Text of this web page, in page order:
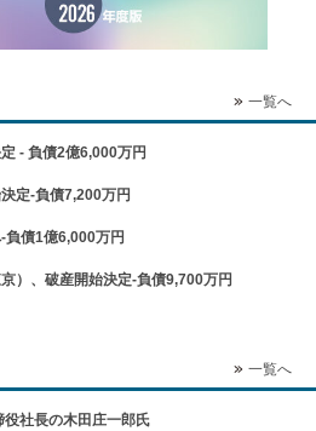
一覧へ
- 負債2億6,000万円
定-負債7,200万円
負債1億6,000万円
）、破産開始決定-負債9,700万円
一覧へ
役社長の木田庄一郎氏